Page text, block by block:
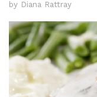
by Diana Rattray